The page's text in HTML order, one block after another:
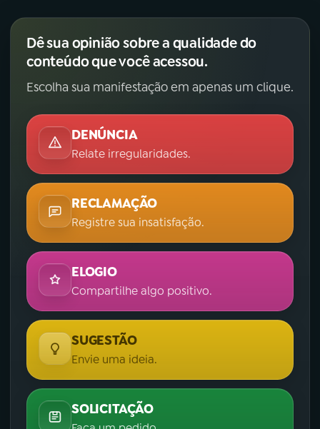
Dê sua opinião sobre a qualidade do
conteúdo que você acessou.
Escolha sua manifestação em apenas um clique.
DENÚNCIA
Relate irregularidades.
RECLAMAÇÃO
Registre sua insatisfação.
ELOGIO
Compartilhe algo positivo.
SUGESTÃO
Envie uma ideia.
SOLICITAÇÃO